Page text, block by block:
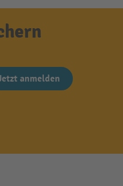
anmelden